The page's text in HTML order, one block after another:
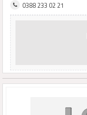
0388 233 02 21